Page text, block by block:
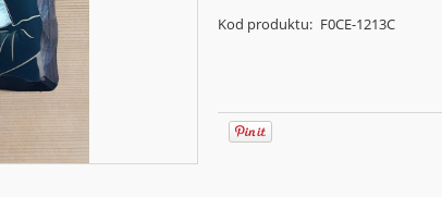
Kod produktu: F0CE-1213C